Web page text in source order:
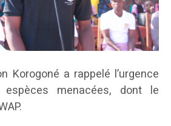
Korogoné a rappelé l’urgence
menacées, dont le